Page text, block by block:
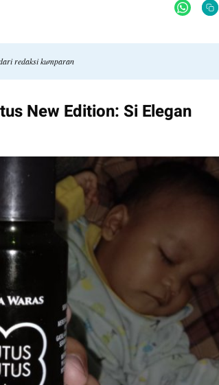
redaksi kumparan
New Edition: Si Elegan